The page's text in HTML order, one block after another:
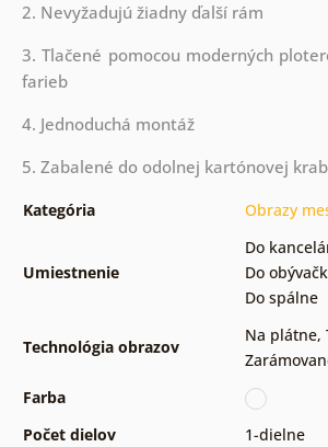
2. Nevyžadujú žiadny ďalší rám
3. Tlačené pomocou moderných
farieb
4. Jednoduchá montáž
5. Zabalené do odolnej kartónovej
Kategória Obrazy
Umiestnenie
Do
Do
Do spálne
Technológia obrazov
Na plátne,
Farba
Počet dielov
1-dielne